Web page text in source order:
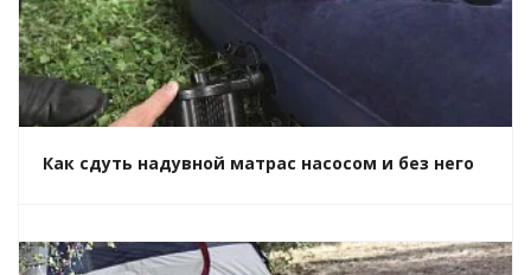
Как сдуть надувной матрас насосом и без него